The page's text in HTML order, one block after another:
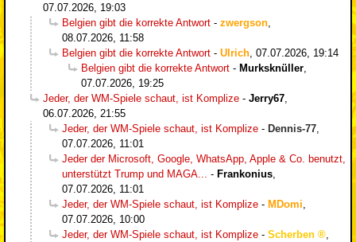
07.07.2026, 19:03
Belgien gibt die korrekte Antwort - zwergson
08.07.2026, 11:58
Belgien gibt die korrekte Antwort - Ulrich 07.07.2026, 19:14
Belgien gibt die korrekte Antwort - Murksknüller
07.07.2026, 19:25
Jeder, der WM-Spiele schaut, ist Komplize - Jerry67
06.07.2026, 21:55
Jeder, der WM-Spiele schaut, ist Komplize - Dennis-77
07.07.2026, 11:01
Jeder der Microsoft, Google, WhatsApp, Apple & Co. benutzt,
unterstützt Trump und MAGA...
- Frankonius
07.07.2026, 11:01
Jeder, der WM-Spiele schaut, ist Komplize - MDomi
07.07.2026, 10:00
Jeder, der WM-Spiele schaut, ist Komplize - Scherben